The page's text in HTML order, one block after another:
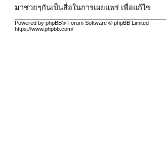
มาช่วยๆกันเป็นสื่อในการเผยแพร่ เพื่อแก้ไข
Powered by phpBB® Forum Software © phpBB Limited
https://www.phpbb.com/